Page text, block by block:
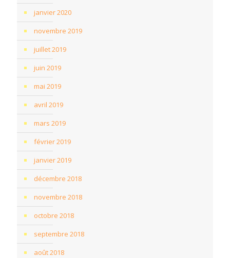
janvier 2020
novembre 2019
juillet 2019
juin 2019
mai 2019
avril 2019
mars 2019
février 2019
janvier 2019
décembre 2018
novembre 2018
octobre 2018
septembre 2018
août 2018